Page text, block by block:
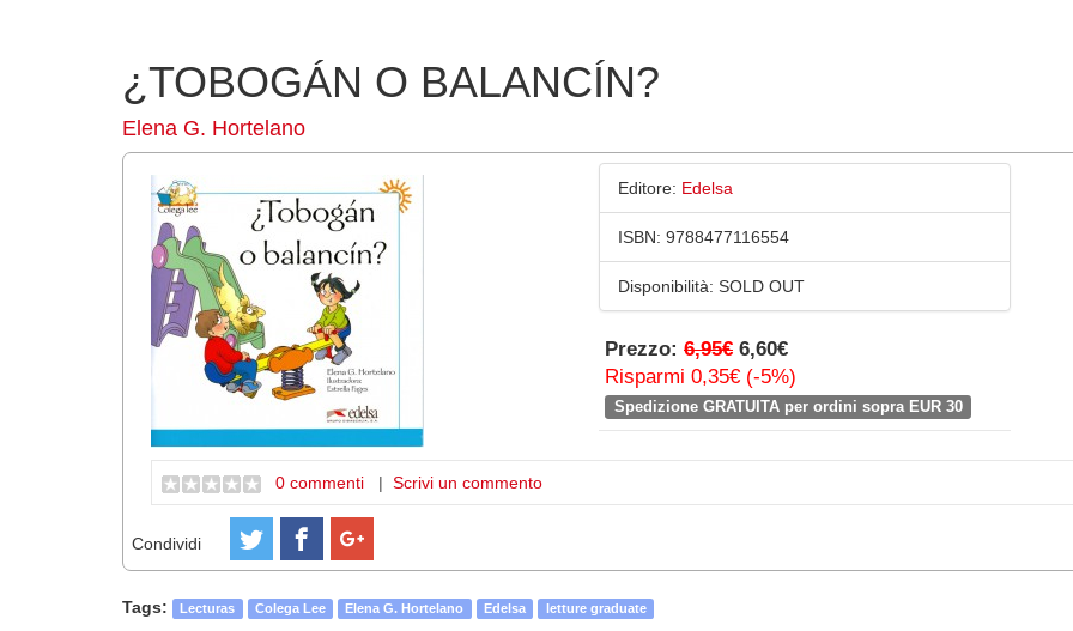
¿TOBOGÁN O BALANCÍN?
Elena G. Hortelano
Editore: Edelsa
ISBN: 9788477116554
Disponibilità: SOLD OUT
Prezzo: 6,95€ 6,60€
Risparmi 0,35€ (-5%)
Spedizione GRATUITA per ordini sopra EUR 30
0 commenti | Scrivi un commento
Condividi
Tags: Lecturas Colega Lee Elena G. Hortelano Edelsa letture graduate